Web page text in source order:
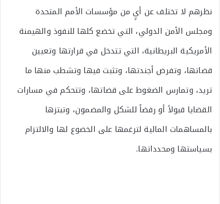
نظرهم لا تختلف عن أيٍ من مؤسسات الأمم المتحدة
ومجلس الأمن الدولي، التي تخضع كلها للنفوذ والهيمنة
الأمريكية البريطانية، التي تتدخل في قرارتها وتعيين
قضاتها، وتفرض أجندتها، وتثبت فيها وتشطب منها ما
تريد، وتمارس الضغوط على قضاتها، وتتحكم في مسارات
القضايا قبولاً أو رفضاً للشكل والمضمون، وتبتزها
بالمساهمات المالية لترغمها على الخضوع لها والالتزام
بسياستها ومحدداتها.